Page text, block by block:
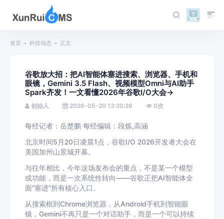
首页 科技动态 正文
谷歌放大招：把AI智能体塞进搜索、浏览器、手机和
眼镜，Gemini 3.5 Flash、视频模型Omni与AI助手
Spark齐发！一文看懂2026年谷歌I/O大会→
创始人 2026-05-20 13:20:28 0次
每经记者：岳楚鹏 每经编辑：段炼,高涵
北京时间5月20日凌晨1点，谷歌I/O 2026开发者大会在
美国加州山景城开幕。
与往年相比，今年这场发布会的重点，不是某一个模型
或功能，而是一次系统性转向——谷歌正把AI智能体全
面“塞进”所有核心入口。
从搜索框到Chrome浏览器，从Android手机到智能眼
镜，Gemini不再只是一个对话助手，而是一个可以持续